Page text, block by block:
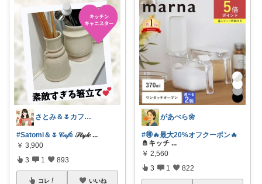
さとみ＆🌷カフェと素敵なもの☕️🌿
#Satomi＆🌷𝒞𝒶𝒻é 𝒮𝓉𝓎𝓁𝑒...
￥ 3,900
3 1 893
コレ いいね
があべら🌼
#🉐🔥最大20%オフクーポン🔥
🧂キッチ ...
￥ 2,560
3 1 822